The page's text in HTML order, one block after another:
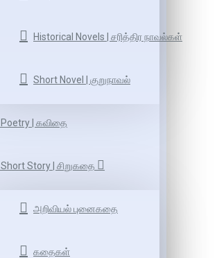
Historical Novels | சரித்திர நாவல்கள்
Short Novel | குறுநாவல்
Poetry | கவிதை
Short Story | சிறுகதை
அறிவியல் புனைகதை
கதைகள்